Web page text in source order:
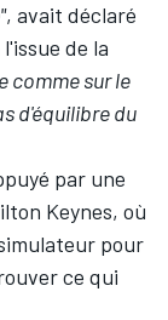
, avait déclaré
de la
comme sur le
d'équilibre du
par une
Keynes, où
pour
ce qui